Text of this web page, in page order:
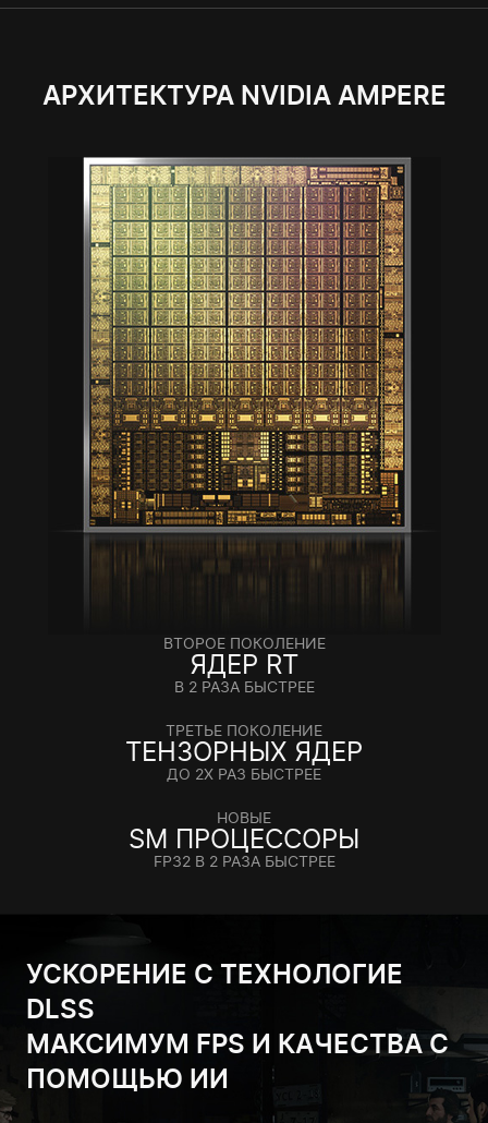
АРХИТЕКТУРА NVIDIA AMPERE
ВТОРОЕ ПОКОЛЕНИЕ
ЯДЕР RT
В 2 РАЗА БЫСТРЕЕ
ТРЕТЬЕ ПОКОЛЕНИЕ
ТЕНЗОРНЫХ ЯДЕР
ДО 2Х РАЗ БЫСТРЕЕ
НОВЫЕ
SM ПРОЦЕССОРЫ
FP32 В 2 РАЗА БЫСТРЕЕ
УСКОРЕНИЕ С ТЕХНОЛОГИЕ
DLSS
МАКСИМУМ FPS И КАЧЕСТВА С
ПОМОЩЬЮ ИИ